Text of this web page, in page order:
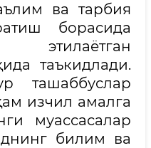
ва тарбия
борасида
этилаётган
таъкидлади.
ташаббуслар
изчил амалга
муассасалар
билим ва